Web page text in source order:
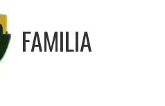
FAMILIA